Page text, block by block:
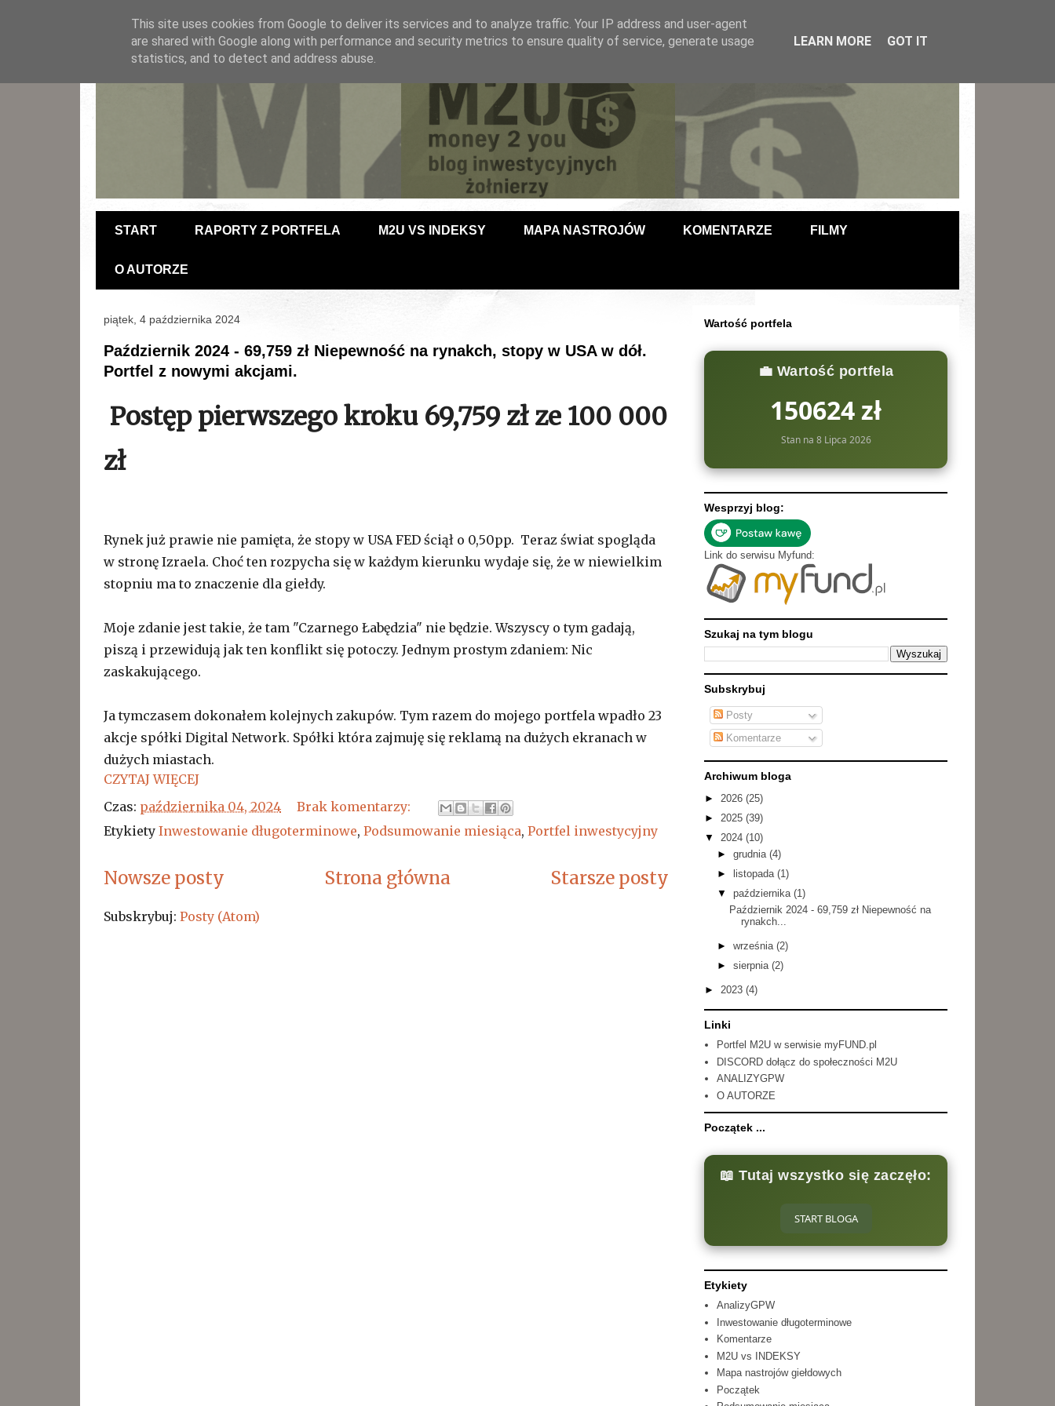
START RAPORTY Z PORTFELA M2U VS INDEKSY MAPA NASTROJÓW KOMENTARZE FILMY
O AUTORZE
piątek, 4 października 2024
Październik 2024 - 69,759 zł Niepewność na rynakch, stopy w USA w dół.
Portfel z nowymi akcjami.
Postęp pierwszego kroku 69,759 zł ze 100 000
zł
Rynek już prawie nie pamięta, że stopy w USA FED ściął o 0,50pp. Teraz świat spogląda
w stronę Izraela. Choć ten rozpycha się w każdym kierunku wydaje się, że w niewielkim
stopniu ma to znaczenie dla giełdy.
Moje zdanie jest takie, że tam "Czarnego Łabędzia" nie będzie. Wszyscy o tym gadają,
piszą i przewidują jak ten konflikt się potoczy. Jednym prostym zdaniem: Nic
zaskakującego.
Ja tymczasem dokonałem kolejnych zakupów. Tym razem do mojego portfela wpadło 23
akcje spółki Digital Network. Spółki która zajmuję się reklamą na dużych ekranach w
dużych miastach.
CZYTAJ WIĘCEJ
Czas: października 04, 2024
Brak komentarzy:
Etykiety Inwestowanie długoterminowe, Podsumowanie miesiąca, Portfel inwestycyjny
Nowsze posty Starsze posty
Strona główna
Subskrybuj: Posty (Atom)
Wartość portfela
💼 Wartość portfela
150624 zł
Stan na 8 Lipca 2026
Wesprzyj blog:
Link do serwisu Myfund:
Szukaj na tym blogu
Subskrybuj
Posty
Komentarze
Archiwum bloga
► 2026 (25)
► 2025 (39)
▼ 2024 (10)
► grudnia (4)
►
listopada (1)
▼ października (1)
Październik 2024 - 69,759 zł Niepewność na
rynakch...
► września (2)
► sierpnia (2)
► 2023 (4)
Linki
Portfel M2U w serwisie myFUND.pl
DISCORD dołącz do społeczności M2U
ANALIZYGPW
O AUTORZE
Początek ...
📖 Tutaj wszystko się zaczęło:
START BLOGA
Etykiety
AnalizyGPW
Inwestowanie długoterminowe
Komentarze
M2U vs INDEKSY
Mapa nastrojów giełdowych
Początek
This site uses cookies from Google to deliver its services and to analyze traffic. Your IP address and user-agent
are shared with Google along with performance and security metrics to ensure quality of service, generate usage
statistics, and to detect and address abuse.
LEARN MORE GOT IT